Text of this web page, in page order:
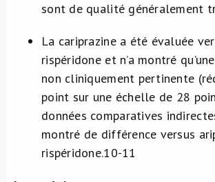
sont de qualité généralement
La cariprazine a été évaluée
rispéridone et n’a montré
non cliniquement pertinente
point sur une échelle de 28
données comparatives
montré de différence versus
rispéridone.10-11